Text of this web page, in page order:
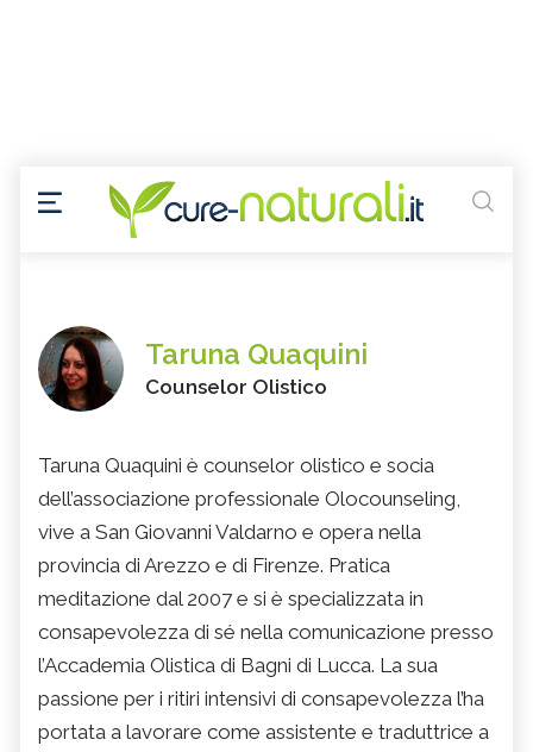
Taruna Quaquini
Counselor Olistico
Taruna Quaquini è counselor olistico e socia
dell’associazione professionale Olocounseling,
vive a San Giovanni Valdarno e opera nella
provincia di Arezzo e di Firenze. Pratica
meditazione dal 2007 e si è specializzata in
consapevolezza di sé nella comunicazione presso
l’Accademia Olistica di Bagni di Lucca. La sua
passione per i ritiri intensivi di consapevolezza l’ha
portata a lavorare come assistente e traduttrice a